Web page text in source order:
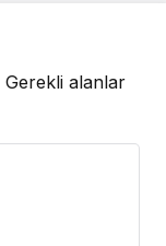
Gerekli alanlar